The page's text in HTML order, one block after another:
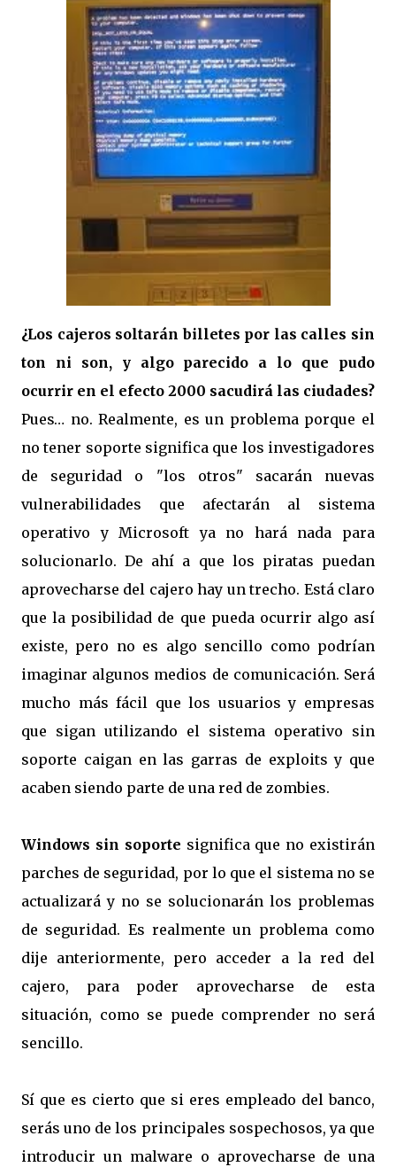
¿Los cajeros soltarán billetes por las calles sin
ton ni son, y algo parecido a lo que pudo
ocurrir en el efecto 2000 sacudirá las ciudades?
Pues… no. Realmente, es un problema porque el
no tener soporte significa que los investigadores
de seguridad o "los otros" sacarán nuevas
vulnerabilidades que afectarán al sistema
operativo y Microsoft ya no hará nada para
solucionarlo. De ahí a que los piratas puedan
aprovecharse del cajero hay un trecho. Está claro
que la posibilidad de que pueda ocurrir algo así
existe, pero no es algo sencillo como podrían
imaginar algunos medios de comunicación. Será
mucho más fácil que los usuarios y empresas
que sigan utilizando el sistema operativo sin
soporte caigan en las garras de exploits y que
acaben siendo parte de una red de zombies.
Windows sin soporte significa que no existirán
parches de seguridad, por lo que el sistema no se
actualizará y no se solucionarán los problemas
de seguridad. Es realmente un problema como
dije anteriormente, pero acceder a la red del
cajero, para poder aprovecharse de esta
situación, como se puede comprender no será
sencillo.
Sí que es cierto que si eres empleado del banco,
serás uno de los principales sospechosos, ya que
introducir un malware o aprovecharse de una